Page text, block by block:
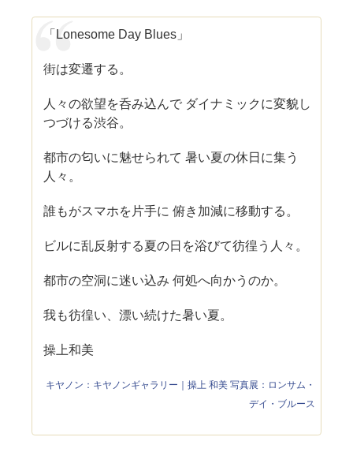
「Lonesome Day Blues」
街は変遷する。
人々の欲望を呑み込んで ダイナミックに変貌し
つづける渋谷。
都市の匂いに魅せられて 暑い夏の休日に集う
人々。
誰もがスマホを片手に 俯き加減に移動する。
ビルに乱反射する夏の日を浴びて彷徨う人々。
都市の空洞に迷い込み 何処へ向かうのか。
我も彷徨い、漂い続けた暑い夏。
操上和美
キヤノン：キヤノンギャラリー｜操上 和美 写真展：ロンサム・
デイ・ブルース